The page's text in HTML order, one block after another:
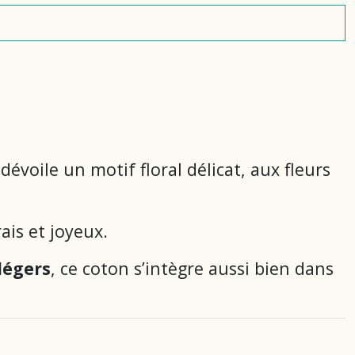
dévoile un motif floral délicat, aux fleurs
et joyeux.
, ce coton s’intègre aussi bien dans